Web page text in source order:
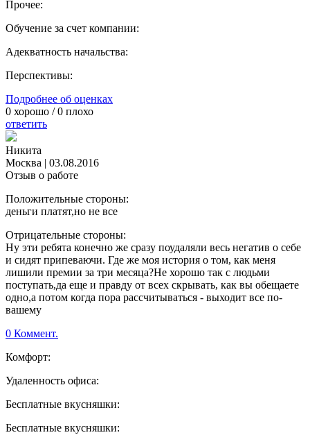
Прочее:
Обучение за счет компании:
Адекватность начальства:
Перспективы:
Подробнее об оценках
0 хорошо /0 плохо
ответить
Никита
Москва | 03.08.2016
Отзыв о работе
Положительные стороны:
деньги платят,но не все
Отрицательные стороны:
Ну эти ребята конечно же сразу поудаляли весь негатив о себе
и сидят припеваючи. Где же моя история о том, как меня
лишили премии за три месяца?Не хорошо так с людьми
поступать,да еще и правду от всех скрывать, как вы обещаете
одно,а потом когда пора рассчитываться - выходит все по-
вашему
0 Коммент.
Комфорт:
Удаленность офиса:
Бесплатные вкусняшки:
Бесплатные вкусняшки: